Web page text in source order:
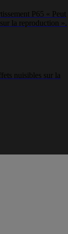
P65 « Peut
la reproduction ».
nuisibles sur la